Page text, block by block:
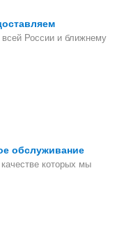
России и ближнему
обслуживание
которых мы